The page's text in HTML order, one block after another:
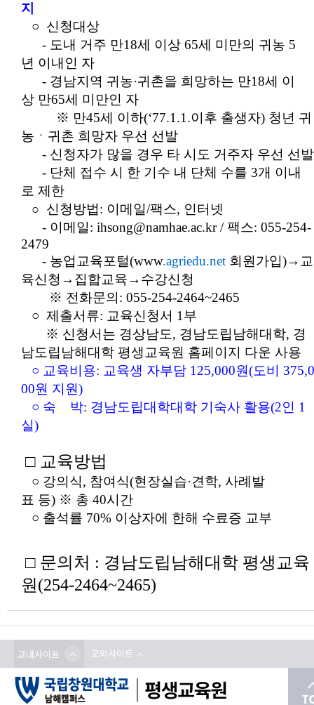
지
○ 신청대상
- 도내 거주 만18세 이상 65세 미만의 귀농 5
년 이내인 자
- 경남지역 귀농·귀촌을 희망하는 만18세 이
상 만65세 미만인 자
※ 만45세 이하(‘77.1.1.이후 출생자) 청년 귀
농ㆍ귀촌 희망자 우선 선발
- 신청자가 많을 경우 타 시도 거주자 우선 선발
- 단체 접수 시 한 기수 내 단체 수를 3개 이내
로 제한
○ 신청방법: 이메일/팩스, 인터넷
- 이메일: ihsong@namhae.ac.kr / 팩스: 055-254-
2479
- 농업교육포털(www.agriedu.net 회원가입)→교
육신청→집합교육→수강신청
※ 전화문의: 055-254-2464~2465
○ 제출서류: 교육신청서 1부
※ 신청서는 경상남도, 경남도립남해대학, 경
남도립남해대학 평생교육원 홈페이지 다운 사용
○ 교육비용: 교육생 자부담 125,000원(도비 375,0
00원 지원)
○ 숙 박: 경남도립대학대학 기숙사 활용(2인 1
실)
□ 교육방법
○ 강의식, 참여식(현장실습· 견학, 사례발
표 등) ※ 총 40시간
○ 출석률 70% 이상자에 한해 수료증 교부
□ 문의처 : 경남도립남해대학 평생교육
원(254-2464~2465)
교외사이트